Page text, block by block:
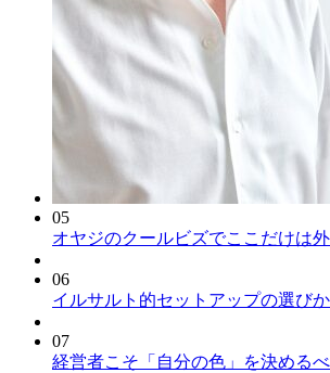
05
オヤジのクールビズでここだけは
06
イルサルト的セットアップの選び
07
経営者こそ「自分の色」を決める